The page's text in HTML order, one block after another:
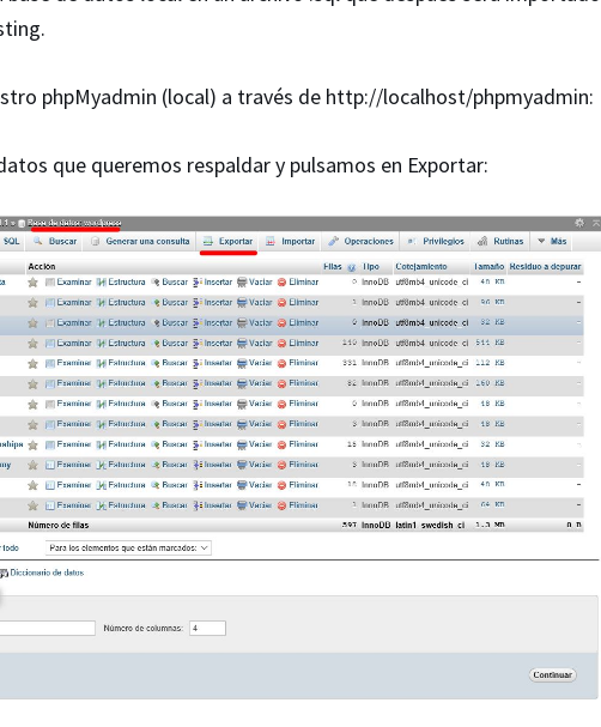
phpMyadmin (local) a través de http://localhost/phpmyadmin:
que queremos respaldar y pulsamos en Exportar: